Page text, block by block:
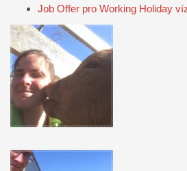
Job Offer pro Working Holiday